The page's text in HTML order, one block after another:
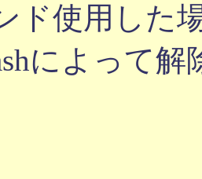
ド使用した
によって解